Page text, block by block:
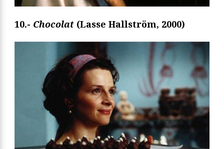
10.- Chocolat (Lasse Hallström, 2000)